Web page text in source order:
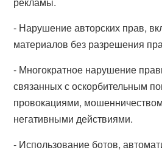
- Нарушение авторских прав,
материалов без разрешения
- Многократное нарушение
связанных с оскорбительным
провокациями,
негативными действиями.
- Использование ботов,